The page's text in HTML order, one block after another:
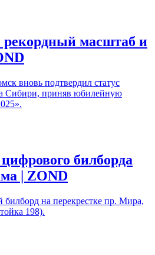
рекордный масштаб и
вновь подтвердил статус
Сибири, приняв юбилейную
билборда
| ZOND
на перекрестке пр. Мира,
198).